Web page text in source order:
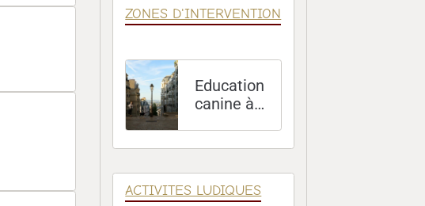
ZONES D'INTERVENTION
Education
canine à
ACTIVITES LUDIQUES